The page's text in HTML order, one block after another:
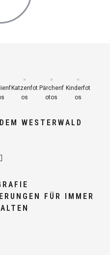
Katzenfot
os
Pärchenf
otos
Kinderfot
os
WESTERWALD
FÜR IMMER